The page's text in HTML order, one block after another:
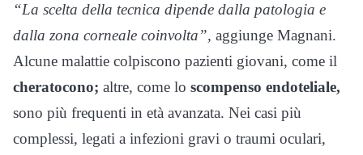
“La scelta della tecnica dipende dalla patologia e
dalla zona corneale coinvolta”, aggiunge Magnani.
Alcune malattie colpiscono pazienti giovani, come il
cheratocono; altre, come lo scompenso endoteliale,
sono più frequenti in età avanzata. Nei casi più
complessi, legati a infezioni gravi o traumi oculari,